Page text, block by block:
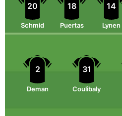
20
Schmid
18
Puertas
14
Lynen
2
Deman
31
Coulibaly